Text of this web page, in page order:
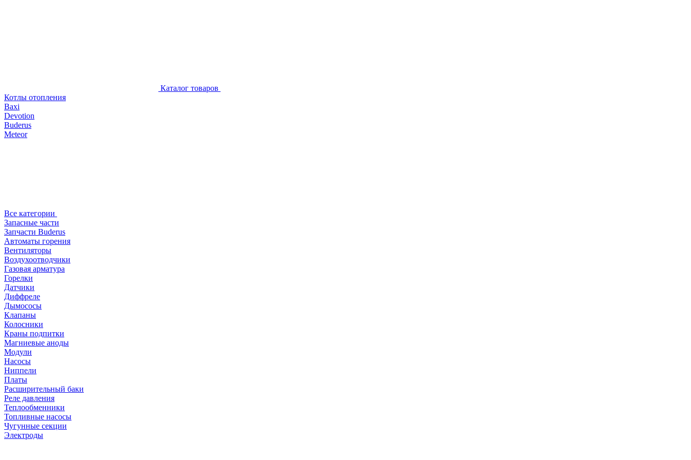
Каталог товаров
Котлы отопления
Baxi
Devotion
Buderus
Meteor
Все категории
Запасные части
Запчасти Buderus
Автоматы горения
Вентиляторы
Воздухоотводчики
Газовая арматура
Горелки
Датчики
Диффреле
Дымососы
Клапаны
Колосники
Краны подпитки
Магниевые аноды
Модули
Насосы
Ниппели
Платы
Расширительный баки
Реле давления
Теплообменники
Топливные насосы
Чугунные секции
Электроды